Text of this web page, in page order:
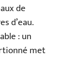
de
d’eau.
: un
met